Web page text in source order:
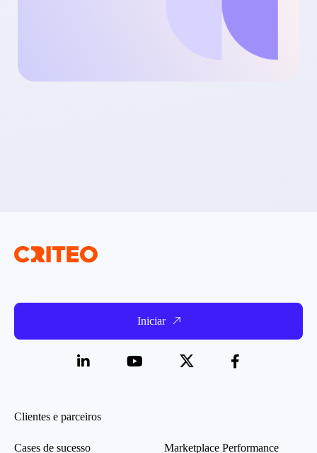
Iniciar
Clientes e parceiros
Cases de sucesso
Marketplace Performance